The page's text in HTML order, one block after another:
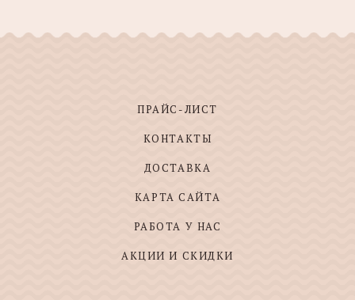
ПРАЙС-ЛИСТ
КОНТАКТЫ
ДОСТАВКА
КАРТА САЙТА
РАБОТА У НАС
АКЦИИ И СКИДКИ